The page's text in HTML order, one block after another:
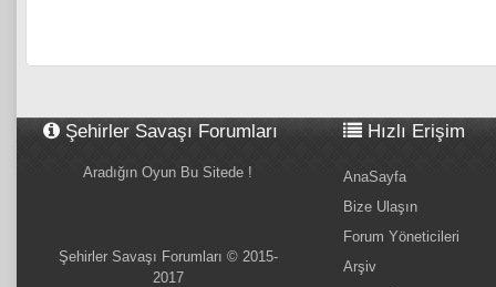
Şehirler Savaşı Forumları
Aradığın Oyun Bu Sitede !
Şehirler Savaşı Forumları © 2015-
2017
Hızlı Erişim
AnaSayfa
Bize Ulaşın
Forum Yöneticileri
Arşiv